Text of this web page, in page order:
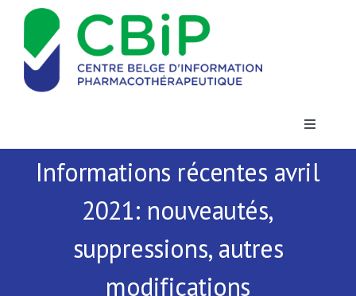
Passer
contenu
Toggle
Actualités
Publications
Informations récentes avril
2021: nouveautés,
suppressions, autres
modifications